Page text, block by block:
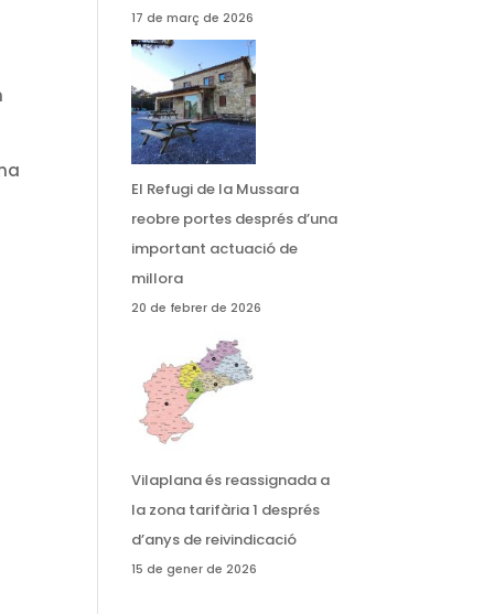
17 de març de 2026
El Refugi de la Mussara
reobre portes després d’una
important actuació de
millora
20 de febrer de 2026
Vilaplana és reassignada a
la zona tarifària 1 després
d’anys de reivindicació
15 de gener de 2026